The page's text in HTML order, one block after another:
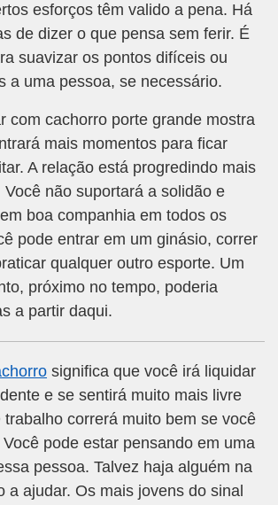
esforços têm valido a pena. Há
de dizer o que pensa sem ferir. É
suavizar os pontos difíceis ou
a uma pessoa, se necessário.
com cachorro porte grande mostra
mais momentos para ficar
A relação está progredindo mais
não suportará a solidão e
boa companhia em todos os
pode entrar em um ginásio, correr
qualquer outro esporte. Um
próximo no tempo, poderia
a partir daqui.
significa que você irá liquidar
e se sentirá muito mais livre
correrá muito bem se você
pode estar pensando em uma
pessoa. Talvez haja alguém na
a ajudar. Os mais jovens do sinal